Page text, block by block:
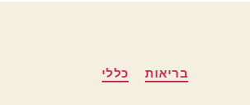
קטגוריותבריאות כללי